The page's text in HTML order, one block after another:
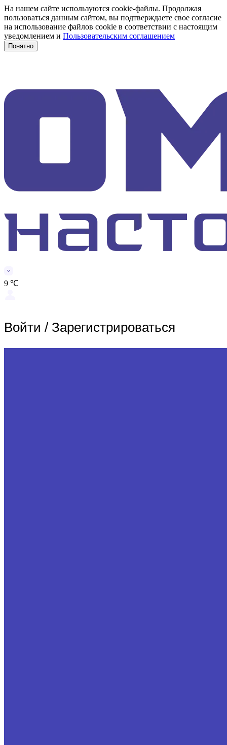
На нашем сайте используются cookie-файлы. Продолжая
пользоваться данным сайтом, вы подтверждаете свое согласие
на использование файлов cookie в соответствии с настоящим
уведомлением и Пользовательским соглашением
Понятно
9 ℃
Войти / Зарегистрироваться